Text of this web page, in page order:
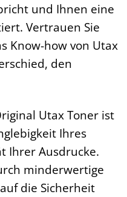
und Ihnen eine
Vertrauen Sie
Know-how von Utax
den
Utax Toner ist
Ihres
Ihrer Ausdrucke.
minderwertige
die Sicherheit